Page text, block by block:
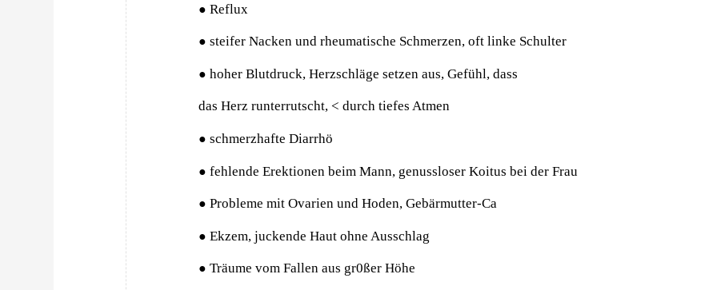
●Reflux
●steifer Nacken und rheumatische Schmerzen, oft linke Schulter
●hoher Blutdruck, Herzschläge setzen aus, Gefühl, dass
das Herz runterrutscht, < durch tiefes Atmen
●schmerzhafte Diarrhö
●fehlende Erektionen beim Mann, genussloser Koitus bei der Frau
●Probleme mit Ovarien und Hoden, Gebärmutter-Ca
●Ekzem, juckende Haut ohne Ausschlag
●Träume vom Fallen aus gr0ßer Höhe